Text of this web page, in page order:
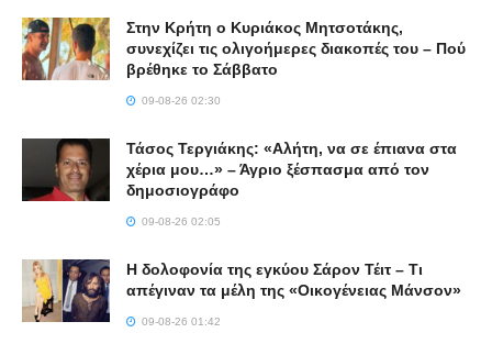
Στην Κρήτη ο Κυριάκος Μητσοτάκης,
συνεχίζει τις ολιγοήμερες διακοπές του – Πού
βρέθηκε το Σάββατο
09-08-26 02:30
Τάσος Τεργιάκης: «Αλήτη, να σε έπιανα στα
χέρια μου…» – Άγριο ξέσπασμα από τον
δημοσιογράφο
09-08-26 02:05
Η δολοφονία της εγκύου Σάρον Τέιτ – Τι
απέγιναν τα μέλη της «Οικογένειας Μάνσον»
09-08-26 01:42